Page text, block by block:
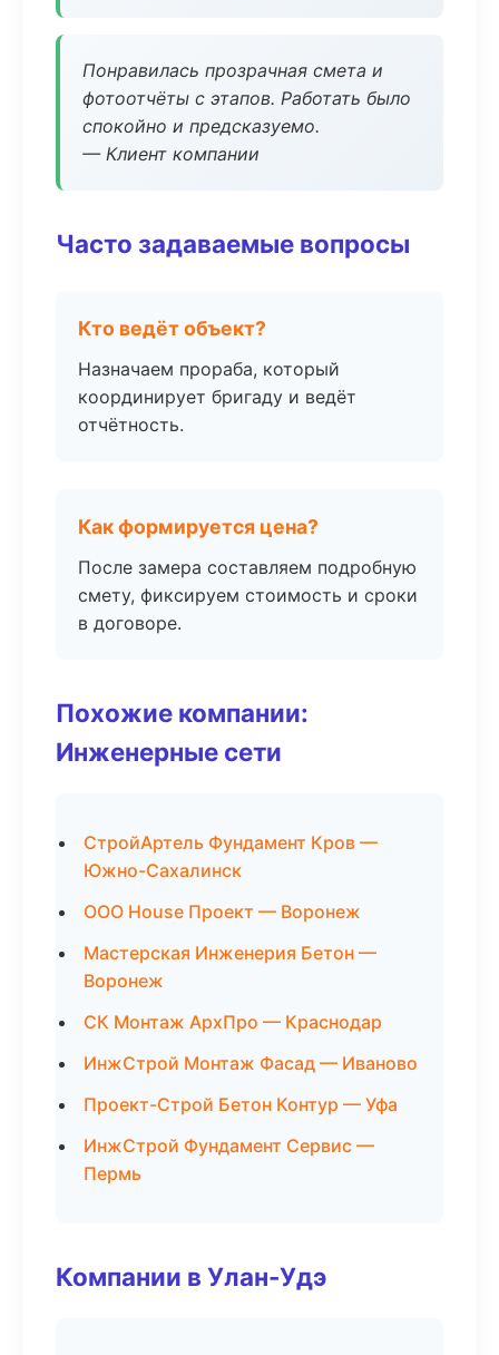
Понравилась прозрачная смета и
фотоотчёты с этапов. Работать было
спокойно и предсказуемо.
— Клиент компании
Часто задаваемые вопросы
Кто ведёт объект?
Назначаем прораба, который
координирует бригаду и ведёт
отчётность.
Как формируется цена?
После замера составляем подробную
смету, фиксируем стоимость и сроки
в договоре.
Похожие компании:
Инженерные сети
СтройАртель Фундамент Кров —
Южно-Сахалинск
ООО House Проект — Воронеж
Мастерская Инженерия Бетон —
Воронеж
СК Монтаж АрхПро — Краснодар
ИнжСтрой Монтаж Фасад — Иваново
Проект-Строй Бетон Контур — Уфа
ИнжСтрой Фундамент Сервис —
Пермь
Компании в Улан-Удэ